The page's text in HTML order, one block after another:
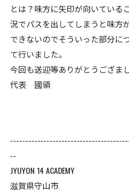
とは？味方に矢印が向いている
況でパスを出してしまうと味方
できないのでそういった部分に
て行いました。
今回も送迎等ありがとうござまし
代表 國領
--
JYUYON 14 ACADEMY
滋賀県守山市